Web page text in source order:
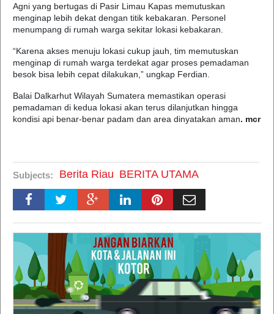
Agni yang bertugas di Pasir Limau Kapas memutuskan
menginap lebih dekat dengan titik kebakaran. Personel
menumpang di rumah warga sekitar lokasi kebakaran.
“Karena akses menuju lokasi cukup jauh, tim memutuskan
menginap di rumah warga terdekat agar proses pemadaman
besok bisa lebih cepat dilakukan,” ungkap Ferdian.
Balai Dalkarhut Wilayah Sumatera memastikan operasi
pemadaman di kedua lokasi akan terus dilanjutkan hingga
kondisi api benar-benar padam dan area dinyatakan aman. mcr
Subjects: Berita Riau BERITA UTAMA